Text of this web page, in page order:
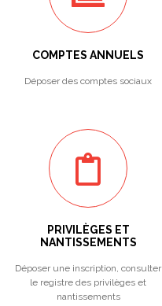
COMPTES ANNUELS
Déposer des comptes sociaux
PRIVILÈGES ET
NANTISSEMENTS
Déposer une inscription, consulter
le registre des privilèges et
nantissements